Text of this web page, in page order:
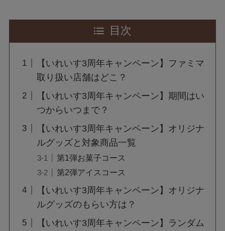
目次
【いれいす3周年キャンペーン】ファミマ
取り扱い店舗はどこ？
【いれいす3周年キャンペーン】期間はい
つからいつまで？
【いれいす3周年キャンペーン】オリジナ
ルグッズと対象商品一覧
第1弾お菓子コース
第2弾アイスコース
【いれいす3周年キャンペーン】オリジナ
ルグッズのもらい方は？
【いれいす3周年キャンペーン】ランダム